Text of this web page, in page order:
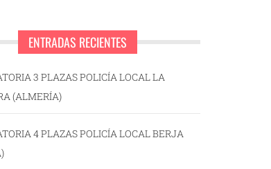
ENTRADAS RECIENTES
3 PLAZAS POLICÍA LOCAL LA
(ALMERÍA)
4 PLAZAS POLICÍA LOCAL BERJA